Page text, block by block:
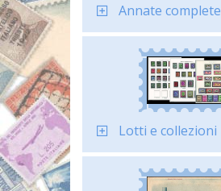
Annate complete
Lotti e collezioni